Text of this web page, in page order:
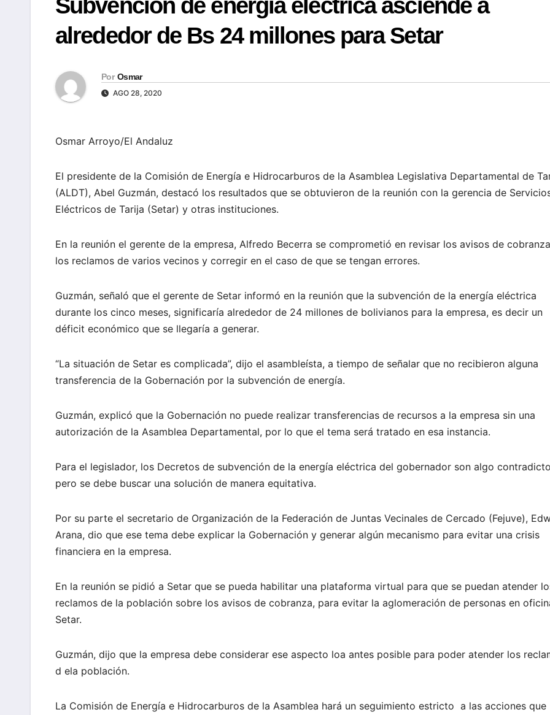
Subvención de energía eléctrica asciende a
alrededor de Bs 24 millones para Setar
Por Osmar
AGO 28, 2020
Osmar Arroyo/El Andaluz
El presidente de la Comisión de Energía e Hidrocarburos de la Asamblea Legislativa Departamental de
(ALDT), Abel Guzmán, destacó los resultados que se obtuvieron de la reunión con la gerencia de
Eléctricos de Tarija (Setar) y otras instituciones.
En la reunión el gerente de la empresa, Alfredo Becerra se comprometió en revisar los avisos de
los reclamos de varios vecinos y corregir en el caso de que se tengan errores.
Guzmán, señaló que el gerente de Setar informó en la reunión que la subvención de la energía eléctrica
durante los cinco meses, significaría alrededor de 24 millones de bolivianos para la empresa, es decir un
déficit económico que se llegaría a generar.
“La situación de Setar es complicada”, dijo el asambleísta, a tiempo de señalar que no recibieron alguna
transferencia de la Gobernación por la subvención de energía.
Guzmán, explicó que la Gobernación no puede realizar transferencias de recursos a la empresa sin una
autorización de la Asamblea Departamental, por lo que el tema será tratado en esa instancia.
Para el legislador, los Decretos de subvención de la energía eléctrica del gobernador son algo
pero se debe buscar una solución de manera equitativa.
Por su parte el secretario de Organización de la Federación de Juntas Vecinales de Cercado (Fejuve),
Arana, dio que ese tema debe explicar la Gobernación y generar algún mecanismo para evitar una crisis
financiera en la empresa.
En la reunión se pidió a Setar que se pueda habilitar una plataforma virtual para que se puedan atender
reclamos de la población sobre los avisos de cobranza, para evitar la aglomeración de personas en
Setar.
Guzmán, dijo que la empresa debe considerar ese aspecto loa antes posible para poder atender los
d ela población.
La Comisión de Energía e Hidrocarburos de la Asamblea hará un seguimiento estricto a las acciones que